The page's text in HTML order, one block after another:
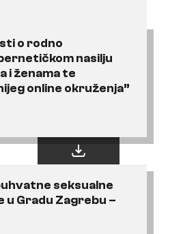
o rodno
nasilju
i ženama te
online okruženja”
seksualne
u Gradu Zagrebu –